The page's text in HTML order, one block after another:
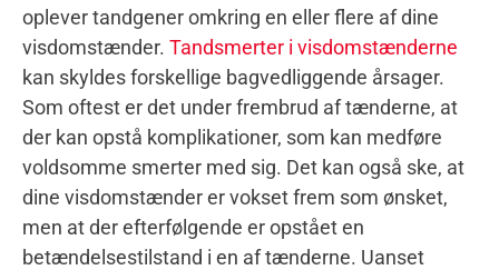
oplever tandgener omkring en eller flere af dine
visdomstænder. Tandsmerter i visdomstænderne
kan skyldes forskellige bagvedliggende årsager.
Som oftest er det under frembrud af tænderne, at
der kan opstå komplikationer, som kan medføre
voldsomme smerter med sig. Det kan også ske, at
dine visdomstænder er vokset frem som ønsket,
men at der efterfølgende er opstået en
betændelsestilstand i en af tænderne. Uanset